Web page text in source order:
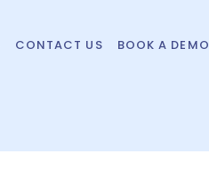
CONTACT US BOOK A DEMO